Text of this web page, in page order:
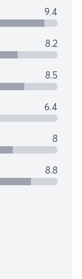
9.4
8.2
8.5
6.4
8
8.8